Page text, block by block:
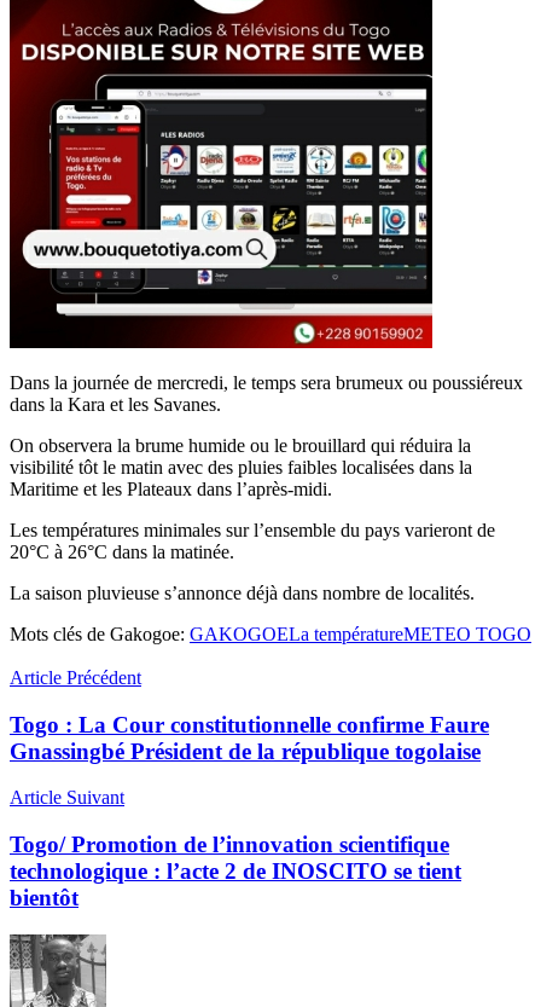
Dans la journée de mercredi, le temps sera brumeux ou poussiéreux
dans la Kara et les Savanes.
On observera la brume humide ou le brouillard qui réduira la
visibilité tôt le matin avec des pluies faibles localisées dans la
Maritime et les Plateaux dans l’après-midi.
Les températures minimales sur l’ensemble du pays varieront de
20°C à 26°C dans la matinée.
La saison pluvieuse s’annonce déjà dans nombre de localités.
Mots clés de Gakogoe: GAKOGOELa températureMETEO TOGO
Article Précédent
Togo : La Cour constitutionnelle confirme Faure
Gnassingbé Président de la république togolaise
Article Suivant
Togo/ Promotion de l’innovation scientifique
technologique : l’acte 2 de INOSCITO se tient
bientôt